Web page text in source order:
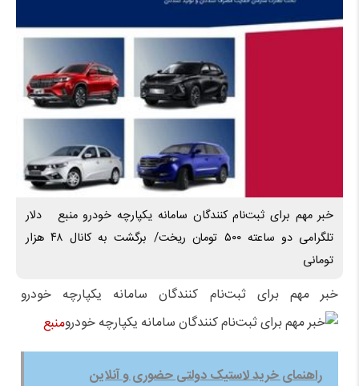
خبر مهم برای ثبت‌نام کنندگان سامانه یکپارچه خودرو منبع دلار
تلگرامی دو ساعته ۵۰۰ تومان ریخت/ برگشت به کانال ۴۸ هزار
تومانی
خبر مهم برای ثبت‌نام کنندگان سامانه یکپارچه خودرو
منبع
راهنمای خرید لاستیک دولتی حضوری و آنلاین